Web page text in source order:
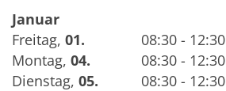
Januar
Freitag, 01.
08:30 - 12:30
Montag, 04.
08:30 - 12:30
Dienstag, 05.
08:30 - 12:30